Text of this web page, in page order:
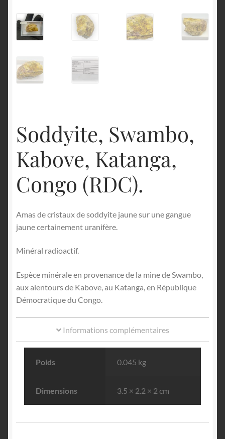
Soddyite, Swambo,
Kabove, Katanga,
Congo (RDC).
Amas de cristaux de soddyite jaune sur une gangue
jaune certainement uranifère.
Minéral radioactif.
Espèce minérale en provenance de la mine de Swambo,
aux alentours de Kabove, au Katanga, en République
Démocratique du Congo.
Informations complémentaires
Poids 0.045 kg
Dimensions 3.5 × 2.2 × 2 cm